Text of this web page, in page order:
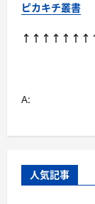
ピカキチ叢書
A:
人気記事